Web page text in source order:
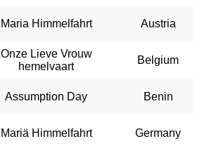
Maria Himmelfahrt Austria
Onze Lieve Vrouw
hemelvaart
Belgium
Assumption Day Benin
Mariä Himmelfahrt Germany